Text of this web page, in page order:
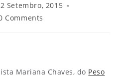
Setembro, 2015
Comments
Mariana Chaves, do Peso